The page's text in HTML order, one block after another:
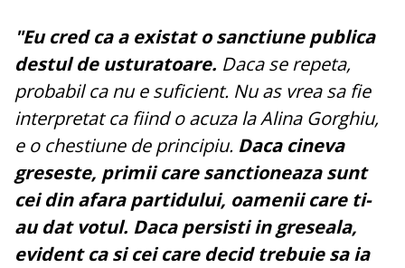
"Eu cred ca a existat o sanctiune publica
destul de usturatoare. Daca se repeta,
probabil ca nu e suficient. Nu as vrea sa fie
interpretat ca fiind o acuza la Alina Gorghiu,
e o chestiune de principiu. Daca cineva
greseste, primii care sanctioneaza sunt
cei din afara partidului, oamenii care ti-
au dat votul. Daca persisti in greseala,
evident ca si cei care decid trebuie sa ia